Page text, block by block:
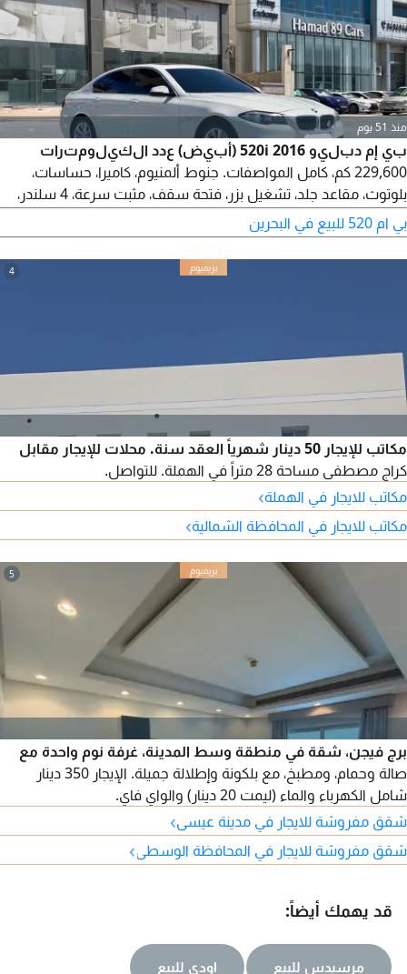
منذ 51 يوم
بي إم دبليو 520i 2016 (أبيض) عدد الكيلومترات
229,600 كم، كامل المواصفات. جنوط ألمنيوم، كاميرا، حساسات،
بلوتوث، مقاعد جلد، تشغيل بزر، فتحة سقف، مثبت سرعة، 4 سلندر،
التأمين حتى نوفمبر 2026. للاتصال.
بي ام 520 للبيع في البحرين
4
مكاتب للإيجار 50 دينار شهرياً العقد سنة. محلات للإيجار مقابل
كراج مصطفى مساحة 28 متراً في الهملة. للتواصل.
مكاتب للايجار في الهملة›
مكاتب للايجار في المحافظة الشمالية›
5
برج فيجن، شقة في منطقة وسط المدينة، غرفة نوم واحدة مع
صالة وحمام، ومطبخ، مع بلكونة وإطلالة جميلة. الإيجار 350 دينار
شامل الكهرباء والماء (ليمت 20 دينار) والواي فاي.
شقق مفروشة للايجار في مدينة عيسى›
شقق مفروشة للايجار في المحافظة الوسطى›
قد يهمك أيضاً:
مرسيدس للبيع اودي للبيع